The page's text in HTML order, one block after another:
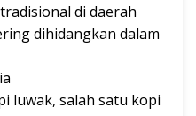
di daerah
dihidangkan dalam
luwak, salah satu kopi